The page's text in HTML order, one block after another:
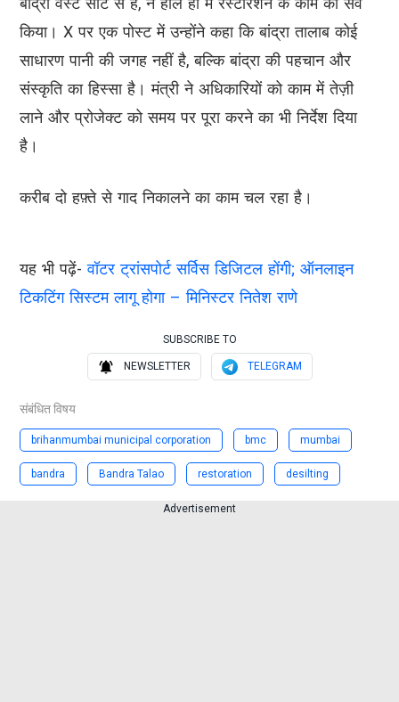
किया। X पर एक पोस्ट में उन्होंने कहा कि बांद्रा तालाब कोई
साधारण पानी की जगह नहीं है, बल्कि बांद्रा की पहचान और
संस्कृति का हिस्सा है। मंत्री ने अधिकारियों को काम में तेज़ी
लाने और प्रोजेक्ट को समय पर पूरा करने का भी निर्देश दिया
है।
करीब दो हफ़्ते से गाद निकालने का काम चल रहा है।
यह भी पढ़ें-वॉटर ट्रांसपोर्ट सर्विस डिजिटल होंगी; ऑनलाइन
टिकटिंग सिस्टम लागू होगा – मिनिस्टर नितेश राणे
SUBSCRIBE TO
NEWSLETTER TELEGRAM
संबंधित विषय
brihanmumbai municipal corporation bmc mumbai
bandra Bandra Talao restoration desilting
Advertisement